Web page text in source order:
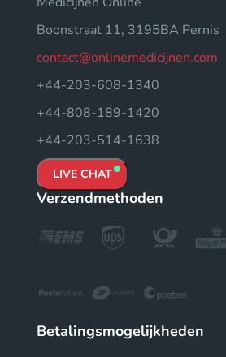
Boonstraat 11, 3195BA Pernis
contact@onlinemedicijnen.com
+44-203-608-1340
+44-808-189-1420
+44-203-514-1638
LIVE CHAT
Verzendmethoden
Betalingsmogelijkheden